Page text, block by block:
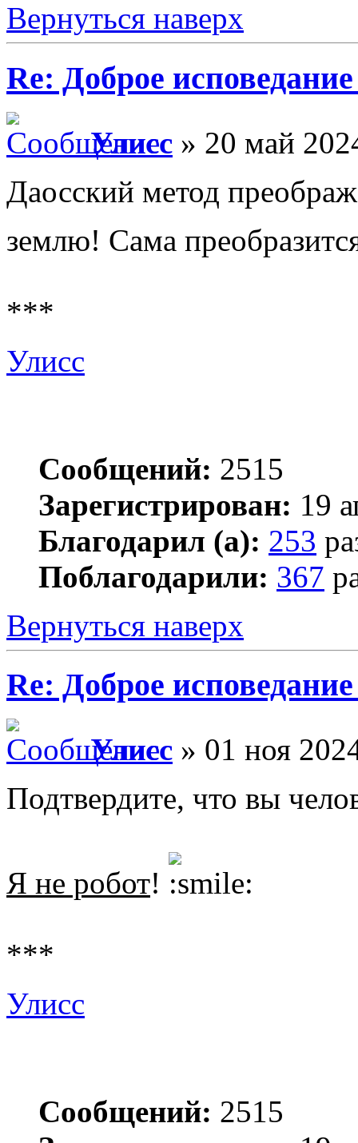
Вернуться наверх
Re: Доброе
Улисс » 20 май
Даосский метод
землю! Сама
***
Улисс
Сообщений: 2515
Зарегистрирован: 19
Благодарил (а): 253
Поблагодарили: 367
Вернуться наверх
Re: Доброе
Улисс » 01 ноя
Подтвердите, что вы
Я не робот!
***
Улисс
Сообщений: 2515